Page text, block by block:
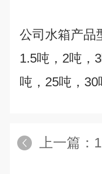
公司水箱产品
1.5吨， 2吨， 3
吨， 25吨， 30
上一篇：